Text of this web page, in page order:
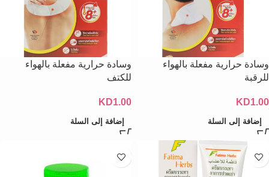
وسادة حرارية مفعلة بالهواء
للرقبة
KD1.00
إضافة إلى السلة
وسادة حرارية مفعلة بالهواء
للكتف
KD1.00
إضافة إلى السلة